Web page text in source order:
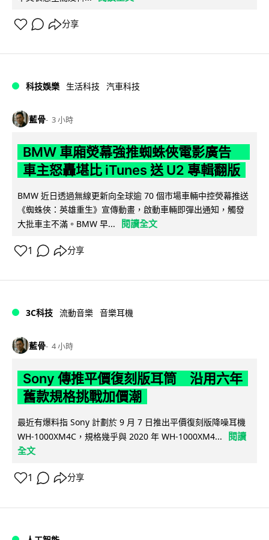
分享
科技娛樂 生活科技 汽車科技
藍骨 3 小時
BMW 車廂熒幕強推蜘蛛俠電影廣告
車主怒轟堪比 iTunes 送 U2 專輯翻版
BMW 近日透過無線更新向全球逾 70 個市場車輛中控熒幕推送
《蜘蛛俠：英雄重生》宣傳動畫，啟動車輛即彈出通知，觸發
大批車主不滿。BMW 早...
閱讀全文
1 分享
3C科技 流動音樂 音樂耳機
藍骨 4 小時
Sony 傳推平價復刻版耳筒 沿用六年
舊款規格挑戰加價潮
最近有爆料指 Sony 計劃於 9 月 7 日推出平價復刻版降噪耳機
WH-1000XM4C，規格幾乎與 2020 年 WH-1000XM4...
閱讀
全文
1 分享